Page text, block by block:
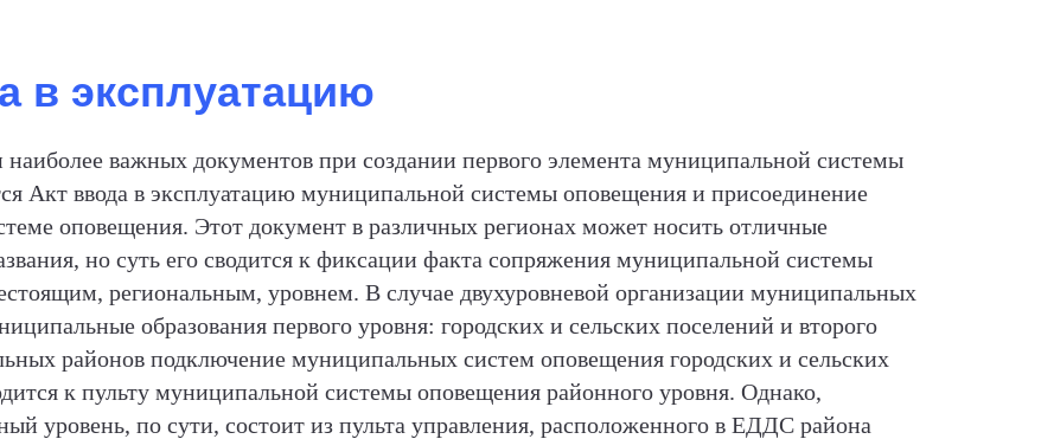
в эксплуатацию
важных документов при создании первого элемента муниципальной системы
Акт ввода в эксплуатацию муниципальной системы оповещения и присоединение
оповещения. Этот документ в различных регионах может носить отличные
но суть его сводится к фиксации факта сопряжения муниципальной системы
региональным, уровнем. В случае двухуровневой организации муниципальных
образования первого уровня: городских и сельских поселений и второго
районов подключение муниципальных систем оповещения городских и сельских
к пульту муниципальной системы оповещения районного уровня. Однако,
уровень, по сути, состоит из пульта управления, расположенного в ЕДДС района